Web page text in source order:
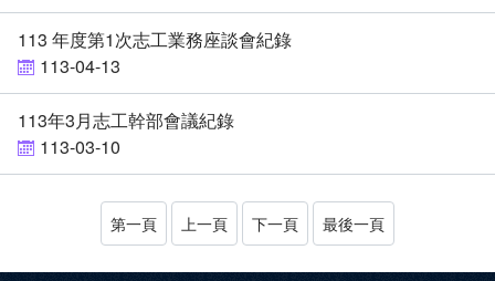
113 年度第1次志工業務座談會紀錄
113-04-13
113年3月志工幹部會議紀錄
113-03-10
第一頁 上一頁 下一頁 最後一頁